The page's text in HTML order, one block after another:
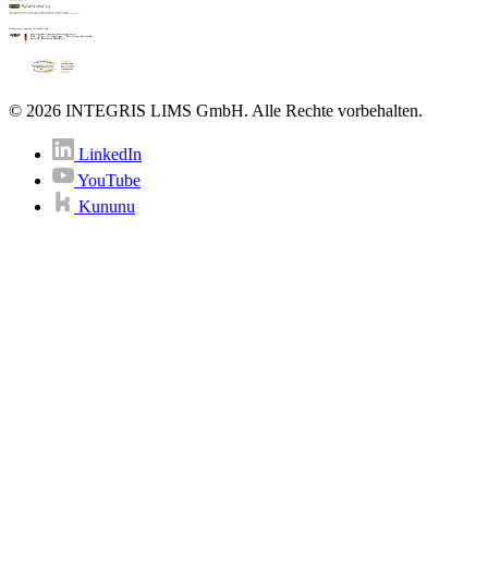
© 2026 INTEGRIS LIMS GmbH. Alle Rechte vorbehalten.
LinkedIn
YouTube
Kununu